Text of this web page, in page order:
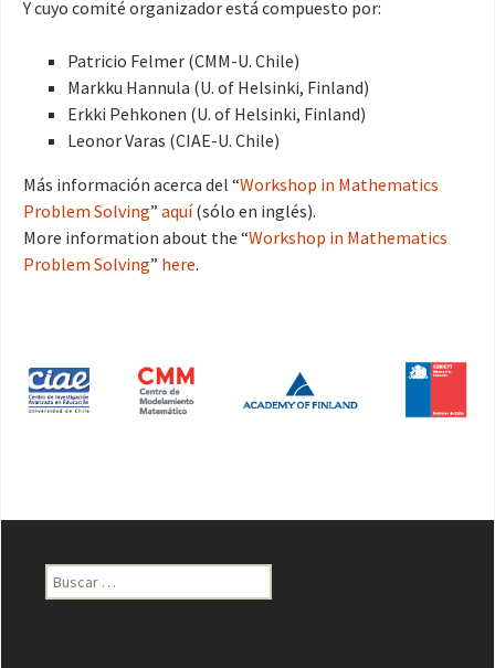
Y cuyo comité organizador está compuesto por:
Patricio Felmer (CMM-U. Chile)
Markku Hannula (U. of Helsinki, Finland)
Erkki Pehkonen (U. of Helsinki, Finland)
Leonor Varas (CIAE-U. Chile)
Más información acerca del “Workshop in Mathematics
Problem Solving” aquí(sólo en inglés).
More information about the “Workshop in Mathematics
Problem Solving” here.
Buscar: